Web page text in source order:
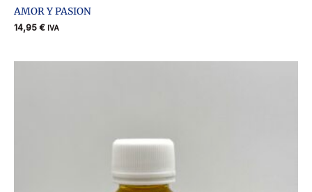
AMOR Y PASION
14,95 € IVA